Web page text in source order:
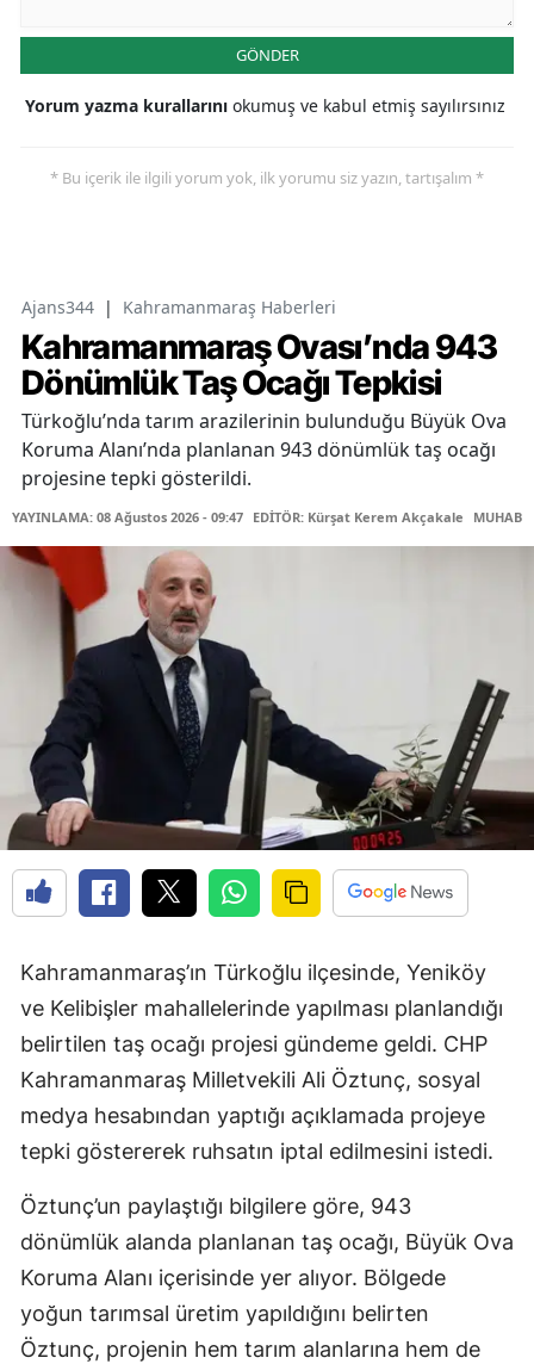
GÖNDER
Yorum yazma kurallarını okumuş ve kabul etmiş sayılırsınız
* Bu içerik ile ilgili yorum yok, ilk yorumu siz yazın, tartışalım *
Ajans344 | Kahramanmaraş Haberleri
Kahramanmaraş Ovası’nda 943
Dönümlük Taş Ocağı Tepkisi
Türkoğlu’nda tarım arazilerinin bulunduğu Büyük Ova
Koruma Alanı’nda planlanan 943 dönümlük taş ocağı
projesine tepki gösterildi.
YAYINLAMA: 08 Ağustos 2026 - 09:47 EDİTÖR: Kürşat Kerem Akçakale
Kahramanmaraş’ın Türkoğlu ilçesinde, Yeniköy
ve Kelibişler mahallelerinde yapılması planlandığı
belirtilen taş ocağı projesi gündeme geldi. CHP
Kahramanmaraş Milletvekili Ali Öztunç, sosyal
medya hesabından yaptığı açıklamada projeye
tepki göstererek ruhsatın iptal edilmesini istedi.
Öztunç’un paylaştığı bilgilere göre, 943
dönümlük alanda planlanan taş ocağı, Büyük Ova
Koruma Alanı içerisinde yer alıyor. Bölgede
yoğun tarımsal üretim yapıldığını belirten
Öztunç, projenin hem tarım alanlarına hem de